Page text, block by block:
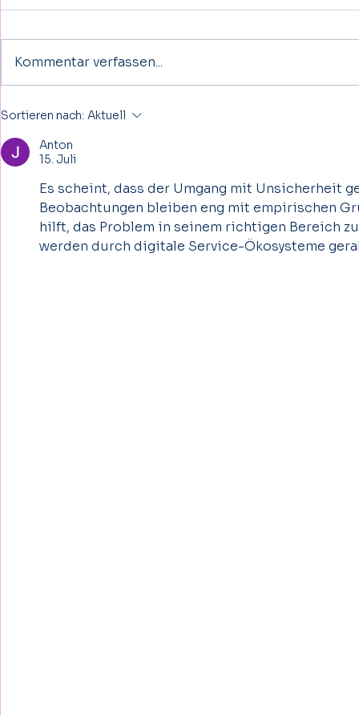
Schlaganfall bei Kindern besser
Kinder können davon betroffen
sein
Kommentar verfassen...
Sortieren nach: Aktuell
Anton
15. Juli
Es scheint, dass der Umgang mit Unsicherheit
Beobachtungen bleiben eng mit empirischen
hilft, das Problem in seinem richtigen Bereich
werden durch digitale Service-Ökosysteme